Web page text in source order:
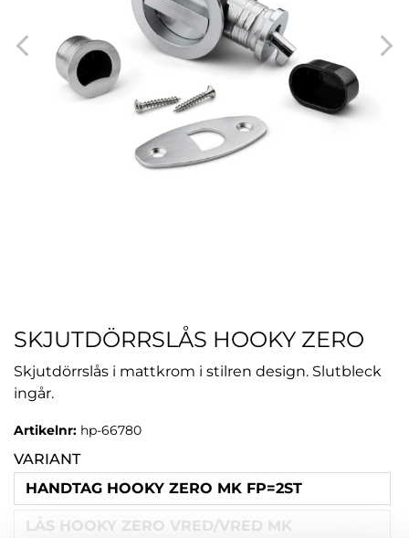
SKJUTDÖRRSLÅS HOOKY ZERO
Skjutdörrslås i mattkrom i stilren design. Slutbleck
ingår.
Artikelnr: hp-66780
VARIANT
HANDTAG HOOKY ZERO MK FP=2ST
LÅS HOOKY ZERO VRED/VRED MK